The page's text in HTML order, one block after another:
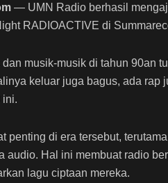
— UMN Radio berhasil
RADIOACTIVE di
musik-musik di tahun 90an
keluar juga bagus, ada rap
ini.
penting di era tersebut,
audio. Hal ini membuat radio
lagu ciptaan mereka.